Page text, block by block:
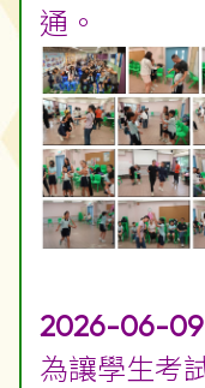
通。
2026-06-09
為讓學生考